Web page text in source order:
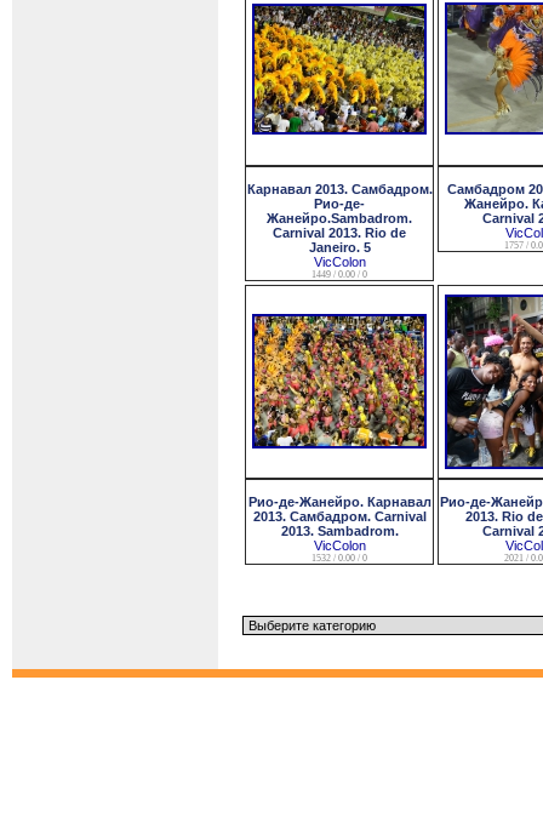
Карнавал 2013. Самбадром.
Рио-де-
Жанейро.Sambadrom.
Carnival 2013. Rio de
Janeiro. 5
VicColon
1449 / 0.00 / 0
Самбадром
Жанейро.
Carnival
1757 /
Рио-де-Жанейро. Карнавал
2013. Самбадром. Carnival
2013. Sambadrom.
VicColon
1532 / 0.00 / 0
Рио-де-
2013. Rio
Carnival
2021 /